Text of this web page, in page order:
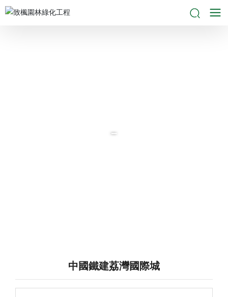
中國鐵建荔灣國際城